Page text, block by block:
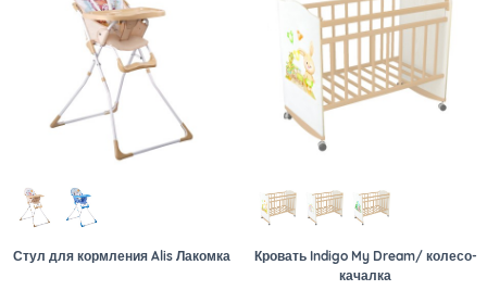
Стул для кормления Alis Лакомка
Кровать Indigo My Dream/ колесо-
качалка